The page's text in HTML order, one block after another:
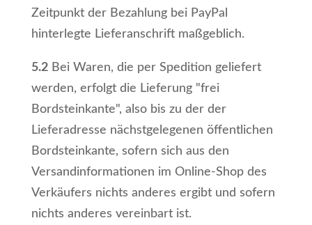
Zeitpunkt der Bezahlung bei PayPal
hinterlegte Lieferanschrift maßgeblich.
5.2Bei Waren, die per Spedition geliefert
werden, erfolgt die Lieferung "frei
Bordsteinkante", also bis zu der der
Lieferadresse nächstgelegenen öffentlichen
Bordsteinkante, sofern sich aus den
Versandinformationen im Online-Shop des
Verkäufers nichts anderes ergibt und sofern
nichts anderes vereinbart ist.